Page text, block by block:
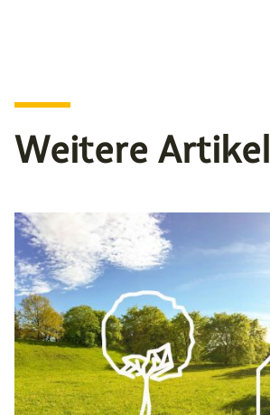
Weitere Artikel